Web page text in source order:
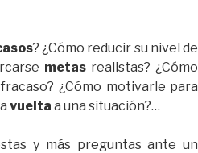
? ¿Cómo reducir su nivel de
metas realistas? ¿Cómo
¿Cómo motivarle para
vuelta a una situación?…
y más preguntas ante un